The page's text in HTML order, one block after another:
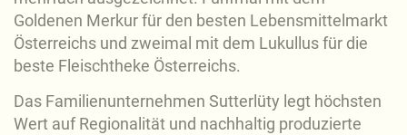
Goldenen Merkur für den besten Lebensmittelmarkt
Österreichs und zweimal mit dem Lukullus für die
beste Fleischtheke Österreichs.
Das Familienunternehmen Sutterlüty legt höchsten
Wert auf Regionalität und nachhaltig produzierte